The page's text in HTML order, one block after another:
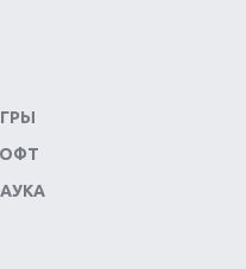
Spider-Man и
Америки